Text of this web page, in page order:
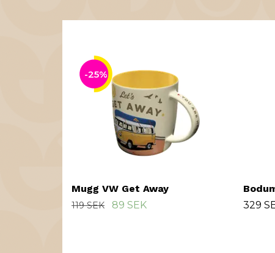
-25%
Mugg VW Get Away
119 SEK 89 SEK
329